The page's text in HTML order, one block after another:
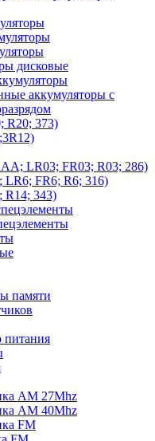
дисковые
аккумуляторы с
R20; 373)
LR03; FR03; R03; 286)
FR6; R6; 316)
R14; 343)
памяти
питания
AM 27Mhz
AM 40Mhz
FM